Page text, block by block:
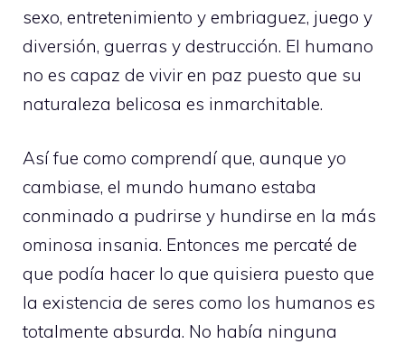
sexo, entretenimiento y embriaguez, juego y
diversión, guerras y destrucción. El humano
no es capaz de vivir en paz puesto que su
naturaleza belicosa es inmarchitable.
Así fue como comprendí que, aunque yo
cambiase, el mundo humano estaba
conminado a pudrirse y hundirse en la más
ominosa insania. Entonces me percaté de
que podía hacer lo que quisiera puesto que
la existencia de seres como los humanos es
totalmente absurda. No había ninguna